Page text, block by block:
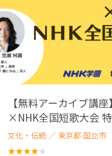
【無料アーカイブ講
×NHK全国短歌大会
文化・伝統 ／ 東京都 国立市